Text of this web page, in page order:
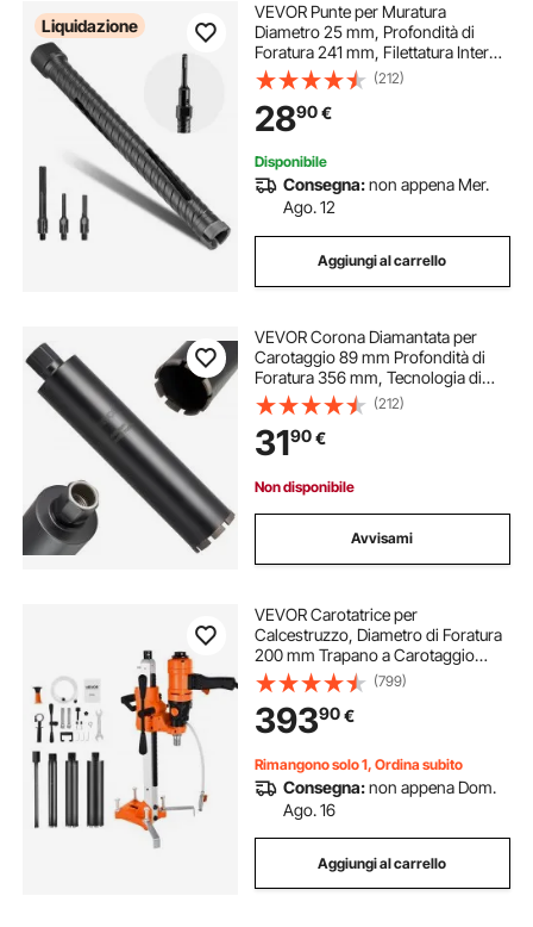
Liquidazione
VEVOR Punte per Muratura
Diametro 25 mm, Profondità di
Foratura 241 mm, Filettatura Interna
M16, Punta Carotatrice Diamantata
a Secco con 3 Adattatori, Chiave
Esagonale per Cemento Armato
(212)
2890€
Disponibile
Consegna:non appena Mer.
Ago. 12
Aggiungi al carrello
VEVOR Corona Diamantata per
Carotaggio 89 mm Profondità di
Foratura 356 mm, Tecnologia di
Saldatura ad Alta Precisione, Punta
Carotatrice Diamantata a Umido per
Cemento Armato, Mattoni e
Muratura
(212)
3190€
Non disponibile
Avvisami
VEVOR Carotatrice per
Calcestruzzo, Diametro di Foratura
200 mm Trapano a Carotaggio
Portatile per Calcestruzzo con
Supporto, con 4 Punte da Trapano,
1000/2250 giri/min 2 velocità 1500
W
(799)
39390€
Rimangono solo 1, Ordina subito
Consegna:non appena Dom.
Ago. 16
Aggiungi al carrello